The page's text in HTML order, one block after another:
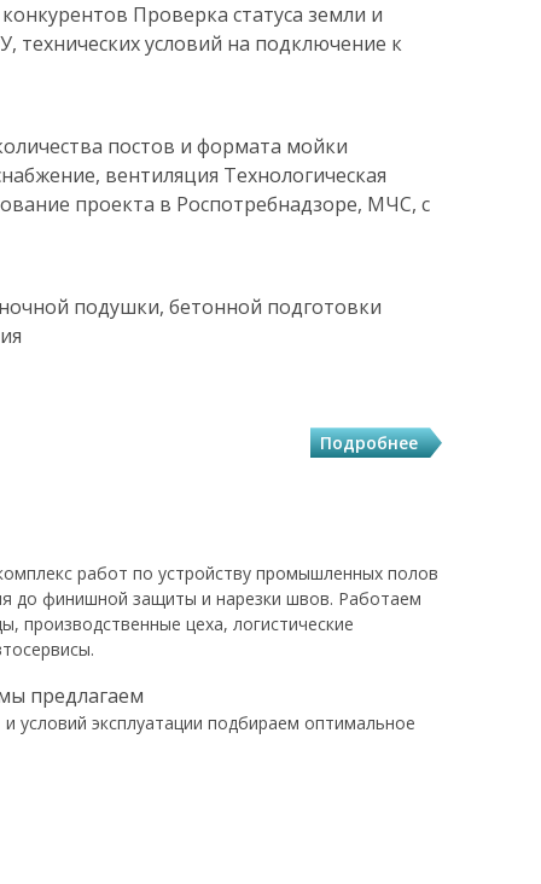
Проверка статуса земли и
технических условий на подключение к
постов и формата мойки
вентиляция Технологическая
проекта в Роспотребнадзоре, МЧС, с
подушки, бетонной подготовки
Подробнее
работ по устройству промышленных полов
до финишной защиты и нарезки швов. Работаем
производственные цеха, логистические
предлагаем
условий эксплуатации подбираем оптимальное